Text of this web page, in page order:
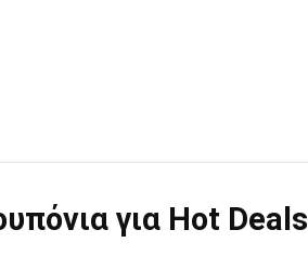
για Hot Deals